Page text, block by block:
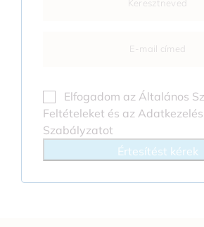
Elfogadom az Általános
Feltételeket és az
Szabályzatot
Értesítést kérek